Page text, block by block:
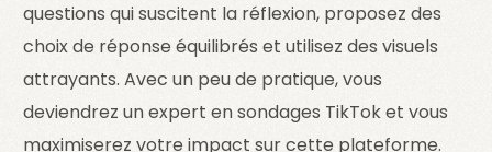
questions qui suscitent la réflexion, proposez des
choix de réponse équilibrés et utilisez des visuels
attrayants. Avec un peu de pratique, vous
deviendrez un expert en sondages TikTok et vous
maximiserez votre impact sur cette plateforme.